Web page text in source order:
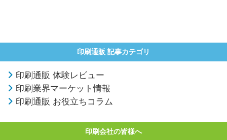
印刷通販 記事カテゴリ
印刷通販 体験レビュー
印刷業界マーケット情報
印刷通販 お役立ちコラム
印刷会社の皆様へ